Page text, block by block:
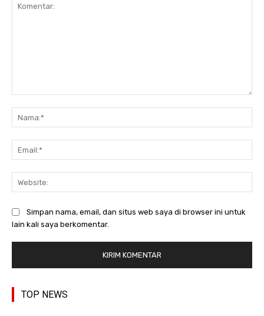
Simpan nama, email, dan situs web saya di browser ini untuk
lain kali saya berkomentar.
TOP NEWS